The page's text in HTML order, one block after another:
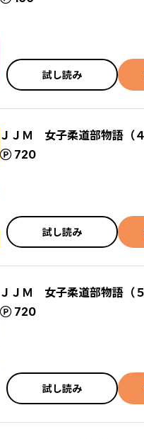
試し読み
ＪＪＭ 女子柔道部物語（４
720
試し読み
ＪＪＭ 女子柔道部物語（５
720
試し読み